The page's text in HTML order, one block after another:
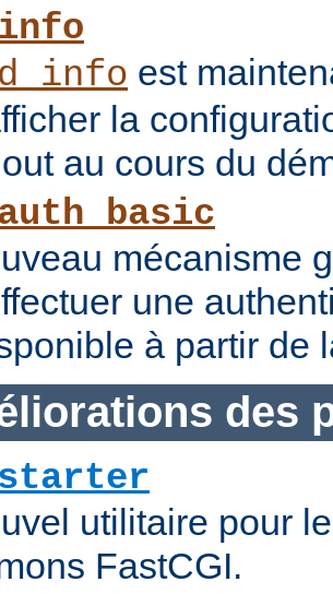
est
la
au cours du
mécanisme
une
à partir de
des
utilitaire pour
FastCGI.